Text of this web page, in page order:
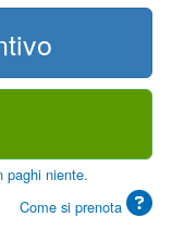
paghi niente.
Come si prenota